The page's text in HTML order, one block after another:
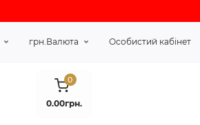
грн.Валюта Особистий кабінет
0
0.00грн.